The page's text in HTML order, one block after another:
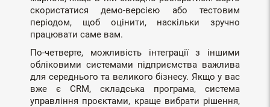
скористатися демо-версією або тестовим
періодом, щоб оцінити, наскільки зручно
працювати саме вам.
По-четверте, можливість інтеграції з іншими
обліковими системами підприємства важлива
для середнього та великого бізнесу. Якщо у вас
вже є CRM, складська програма, система
управління проєктами, краще вибрати рішення,